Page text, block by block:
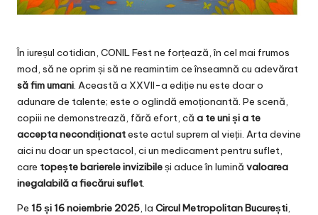
În iureșul cotidian, CONIL Festne forțează, în cel mai frumos
mod, să ne oprim și să ne reamintim ce înseamnă cu adevărat
să fim umani. Această a XXVII-a ediție nu este doar o
adunare de talente; este o oglindă emoționantă. Pe scenă,
copiii ne demonstrează, fără efort, că a te uni și a te
accepta necondiționateste actul suprem al vieții. Arta devine
aici nu doar un spectacol, ci un medicament pentru suflet,
care topește barierele invizibileși aduce în lumină valoarea
inegalabilă a fiecărui suflet.
Pe 15 și 16 noiembrie 2025, la Circul Metropolitan București,